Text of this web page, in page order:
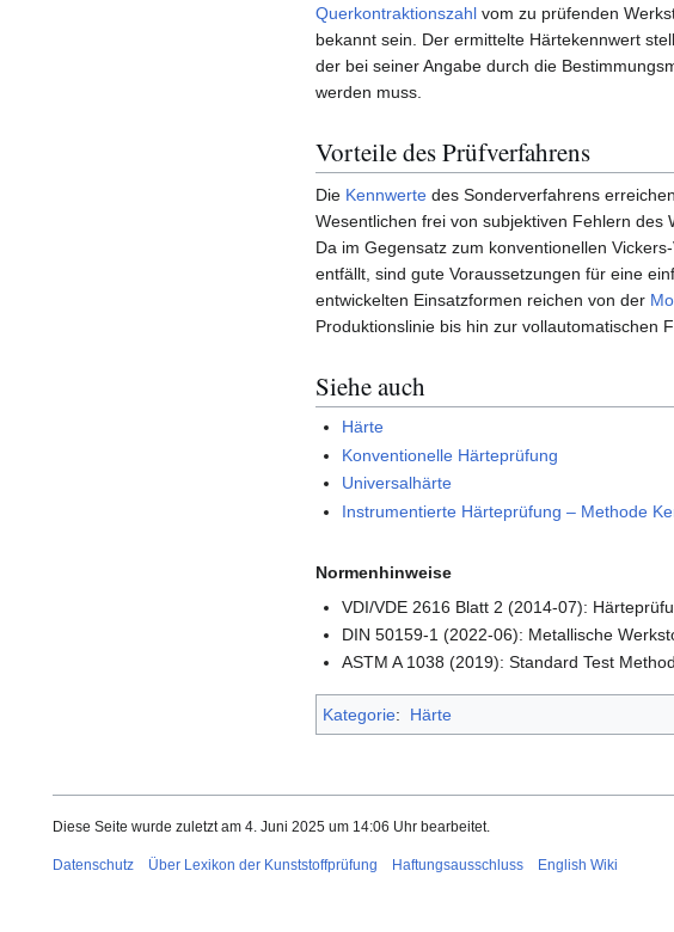
Querkontraktionszahl vom zu prüfenden
bekannt sein. Der ermittelte Härtekennwert
der bei seiner Angabe durch die
werden muss.
Vorteile des Prüfverfahrens
Die Kennwerte des Sonderverfahrens
Wesentlichen frei von subjektiven Fehlern des
Da im Gegensatz zum konventionellen
entfällt, sind gute Voraussetzungen für eine
entwickelten Einsatzformen reichen von der
Produktionslinie bis hin zur vollautomatischen
Siehe auch
Härte
Konventionelle Härteprüfung
Universalhärte
Instrumentierte Härteprüfung – Methode
Normenhinweise
VDI/VDE 2616 Blatt 2 (2014-07):
DIN 50159-1 (2022-06): Metallische
ASTM A 1038 (2019): Standard Test
Kategorie: Härte
Diese Seite wurde zuletzt am 4. Juni 2025 um 14:06 Uhr bearbeitet.
Datenschutz Über Lexikon der Kunststoffprüfung Haftungsausschluss English Wiki